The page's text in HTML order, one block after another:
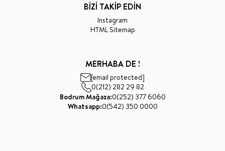
BİZİ TAKİP EDİN
Instagram
HTML Sitemap
MERHABA DE !
[email protected]
0(212) 282 29 82
Bodrum Mağaza:0(252) 377 6060
Whatsapp:0(542) 350 0000